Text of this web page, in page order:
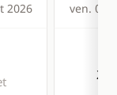
2026 ven. 04
2